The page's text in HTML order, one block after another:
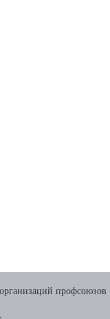
профсоюзов